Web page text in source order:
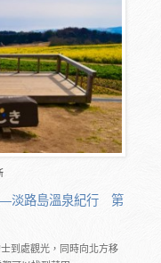
淡路島溫泉紀行 第
到處觀光，同時向北方移